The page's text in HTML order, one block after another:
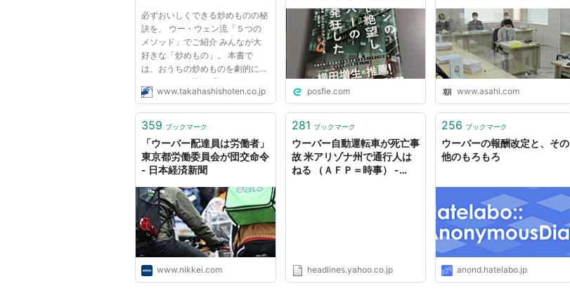
必ずおいしくできる炒めものの秘
訣を、 ウー・ウェン流「５つの
メソッド」でご紹介 みんなが大
好きな「炒めもの」。 本書で
は、おうちの炒めものを劇的にお
いしくする秘訣を「５つのメソッ
ド」でご紹介。 丁寧な下準備と
で、野菜はシャキッと、炒飯はぱ
らりと。 おかずにはもちろん、
お弁...
www.takahashishoten.co.jp
ど生活コストが高いし自由な
時間も無い、だから抜け出せ
ない話
posfie.com www.asahi.com
359 ブックマーク
「ウーバー配達員は労働者」
東京都労働委員会が団交命令
- 日本経済新聞
www.nikkei.com
281 ブックマーク
ウーバー自動運転車が死亡事
故 米アリゾナ州で通行人は
ねる （ＡＦＰ＝時事） -
headlines.yahoo.co.jp
256 ブックマーク
ウーバーの報酬改定と、その
他のもろもろ
anond.hatelabo.jp